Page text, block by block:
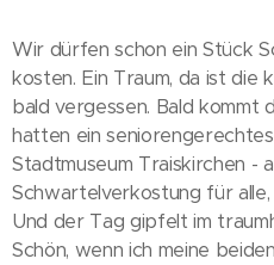
Wir dürfen schon ein Stück
kosten. Ein Traum, da ist die
bald vergessen. Bald kommt
hatten ein
Stadtmuseum Traiskirchen -
Schwartelverkostung für
Und der Tag gipfelt im
Schön, wenn ich meine